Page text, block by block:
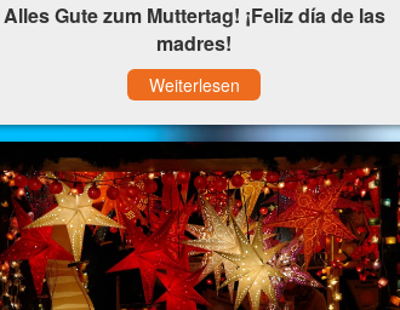
Alles Gute zum Muttertag! ¡Feliz día de las
madres!
Weiterlesen